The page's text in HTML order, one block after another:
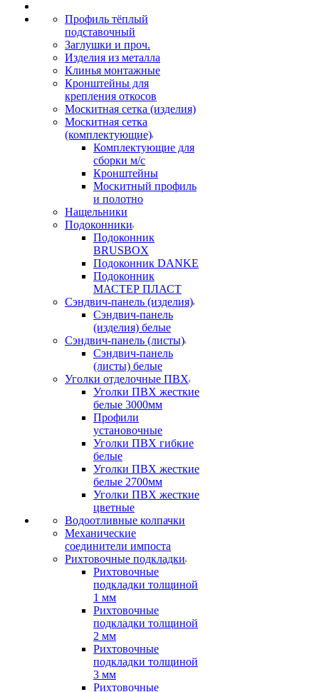
Профиль тёплый
подставочный
Заглушки и проч.
Изделия из металла
Клинья монтажные
Кронштейны для
крепления откосов
Москитная сетка (изделия)
Москитная сетка
(комплектующие)
Комплектующие для
сборки м/с
Кронштейны
Москитный профиль
и полотно
Нащельники
Подоконники
Подоконник
BRUSBOX
Подоконник DANKE
Подоконник
МАСТЕР ПЛАСТ
Сэндвич-панель (изделия)
Сэндвич-панель
(изделия) белые
Сэндвич-панель (листы)
Сэндвич-панель
(листы) белые
Уголки отделочные ПВХ
Уголки ПВХ жесткие
белые 3000мм
Профили
установочные
Уголки ПВХ гибкие
белые
Уголки ПВХ жесткие
белые 2700мм
Уголки ПВХ жесткие
цветные
Водоотливные колпачки
Механические
соединители импоста
Рихтовочные подкладки
Рихтовочные
подкладки толщиной
1 мм
Рихтовочные
подкладки толщиной
2 мм
Рихтовочные
подкладки толщиной
3 мм
Рихтовочные